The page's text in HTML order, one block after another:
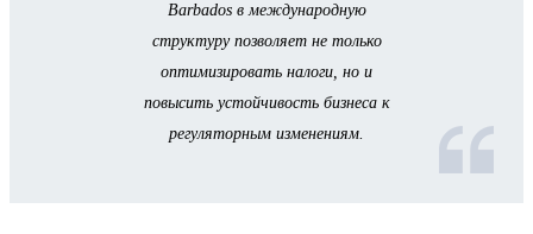
Barbados в международную
структуру позволяет не только
оптимизировать налоги, но и
повысить устойчивость бизнеса к
регуляторным изменениям.